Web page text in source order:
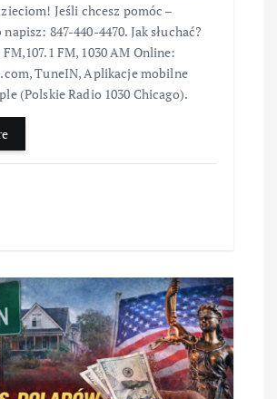
Jeśli chcesz pomóc –
847-440-4470. Jak słuchać?
FM, 1030 AM Online:
TuneIN, Aplikacje mobilne
(Polskie Radio 1030 Chicago).